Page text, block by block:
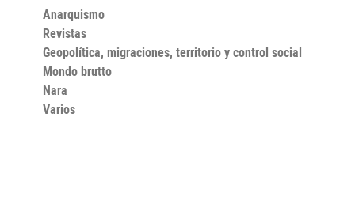
Anarquismo
Revistas
Geopolítica, migraciones, territorio y control social
Mondo brutto
Nara
Varios